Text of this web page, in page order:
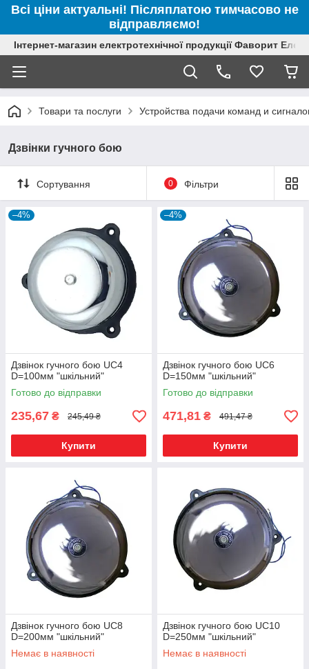
Всі ціни актуальні! Післяплатою тимчасово не
відправляємо!
Інтернет-магазин електротехнічної продукції Фаворит
Товари та послуги Устройства подачи команд и
Дзвінки гучного бою
Сортування 0 Фільтри
–4%
Дзвінок гучного бою UC4
D=100мм "шкільний"
Готово до відправки
235,67 ₴ 245,49 ₴
Купити
–4%
Дзвінок гучного бою UC6
D=150мм "шкільний"
Готово до відправки
471,81 ₴ 491,47 ₴
Купити
Дзвінок гучного бою UC8
D=200мм "шкільний"
Немає в наявності
Дзвінок гучного бою UC10
D=250мм "шкільний"
Немає в наявності